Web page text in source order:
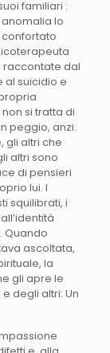
familiari :
lo
raccontate dal
al suicidio e
si tratta di
peggio, anzi.
gli altri che
altri sono
di pensieri
lui. I
squilibrati, i
Quando
ascoltata,
la
gli apre le
degli altri: Un